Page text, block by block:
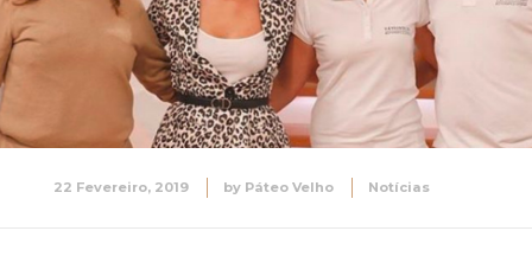
22 Fevereiro, 2019 by Páteo Velho Notícias